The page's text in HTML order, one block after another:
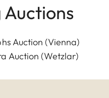
Auction (Vienna)
Auction (Wetzlar)